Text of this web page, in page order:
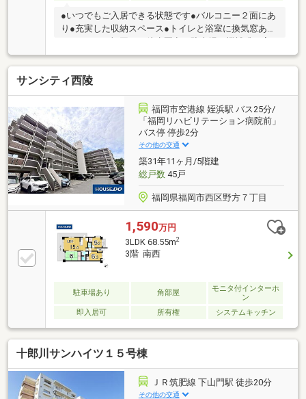
●いつでもご入居できる状態です●バルコニー２面にあ
り●充実した収納スペース●トイレと浴室に換気窓あり
●ららぽーと福岡まで徒歩圏空き駐車場は機械式（高
さ制限等あり）となります。【室内ハウスクリーニン
グ済み】◆全室床フロア新品張り◆全室クロス等の張
り替え◆トイレ交換◆ガスコンロ交換◆レンジフード
交換◆給湯器交換◆キッチン、浴室、洗面台、トイレ
の水栓類交換◆他あり
サンシティ西陵
福岡市空港線 姪浜駅 バス25分/
「福岡リハビリテーション病院前」
バス停 停歩2分
その他の交通
築31年11ヶ月/5階建
総戸数45戸
福岡県福岡市西区野方７丁目
1,590万円
3LDK 68.55m2
3階 南西
駐車場あり 角部屋
モニタ付インターホ
ン
即入居可
所有権 システムキッチン
十郎川サンハイツ１５号棟
ＪＲ筑肥線 下山門駅 徒歩20分
その他の交通